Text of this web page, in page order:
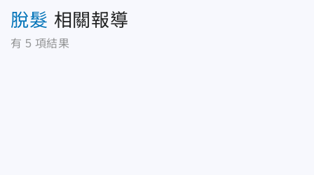
脫髮 相關報導
有 5 項結果